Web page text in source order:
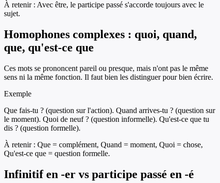
À retenir : Avec être, le participe passé s'accorde toujours avec le
sujet.
Homophones complexes : quoi, quand,
que, qu'est-ce que
Ces mots se prononcent pareil ou presque, mais n'ont pas le même
sens ni la même fonction. Il faut bien les distinguer pour bien écrire.
Exemple
Que fais-tu ? (question sur l'action). Quand arrives-tu ? (question sur
le moment). Quoi de neuf ? (question informelle). Qu'est-ce que tu
dis ? (question formelle).
À retenir : Que = complément, Quand = moment, Quoi = chose,
Qu'est-ce que = question formelle.
Infinitif en -er vs participe passé en -é